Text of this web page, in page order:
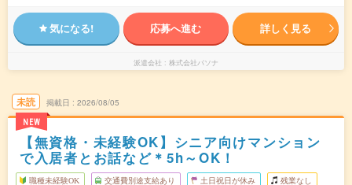
気になる! 応募へ進む 詳しく見る
派遣会社 株式会社パソナ
未読
NEW
掲載日 2026/08/05
【無資格・未経験OK】シニア向けマンション
で入居者とお話など＊5h～OK！
職種未経験OK 交通費別途支給あり 土日祝日が休み 残業なし